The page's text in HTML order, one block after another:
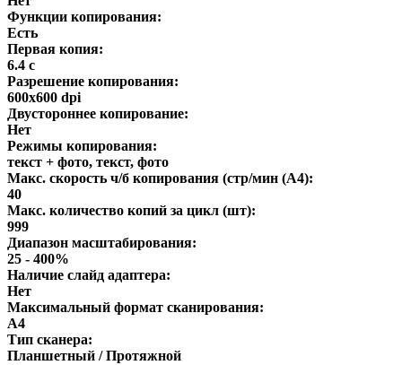
Функции копирования:
Есть
Первая копия:
6.4 с
Разрешение копирования:
600x600 dpi
Двустороннее копирование:
Нет
Режимы копирования:
текст + фото, текст, фото
Макс. скорость ч/б копирования (стр/мин (A4):
40
Макс. количество копий за цикл (шт):
999
Диапазон масштабирования:
25 - 400%
Наличие слайд адаптера:
Нет
Максимальный формат сканирования:
A4
Тип сканера:
Планшетный / Протяжной